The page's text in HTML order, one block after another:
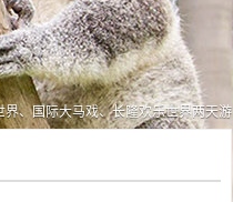
、国际大马戏、长隆欢乐世界两天游